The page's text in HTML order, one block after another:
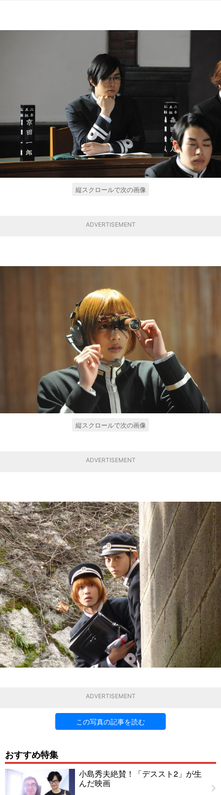
縦スクロールで次の画像
ADVERTISEMENT
縦スクロールで次の画像
ADVERTISEMENT
ADVERTISEMENT
この写真の記事を読む
おすすめ特集
小島秀夫絶賛！「デススト2」が生
んだ映画